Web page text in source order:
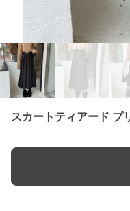
スカートティアード プ